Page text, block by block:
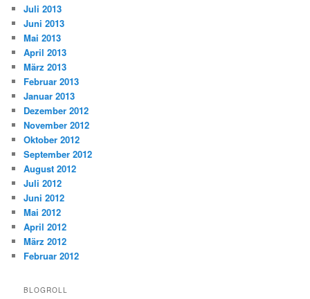
Juli 2013
Juni 2013
Mai 2013
April 2013
März 2013
Februar 2013
Januar 2013
Dezember 2012
November 2012
Oktober 2012
September 2012
August 2012
Juli 2012
Juni 2012
Mai 2012
April 2012
März 2012
Februar 2012
BLOGROLL